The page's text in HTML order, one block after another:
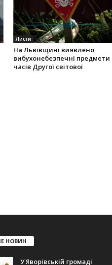
Листи
На Львівщині виявлено
вибухонебезпечні предмети
часів Другої світової
НОВИН
У Яворівській громаді